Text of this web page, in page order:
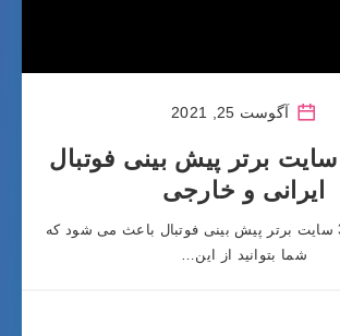
آگوست 25, 2021
معرفی 3 سایت برتر پیش بینی فوتبال
ایرانی و خارجی
توجه داشتن به 3 سایت برتر پیش بینی فوتبال باعث می شود که
شما بتوانید از این…